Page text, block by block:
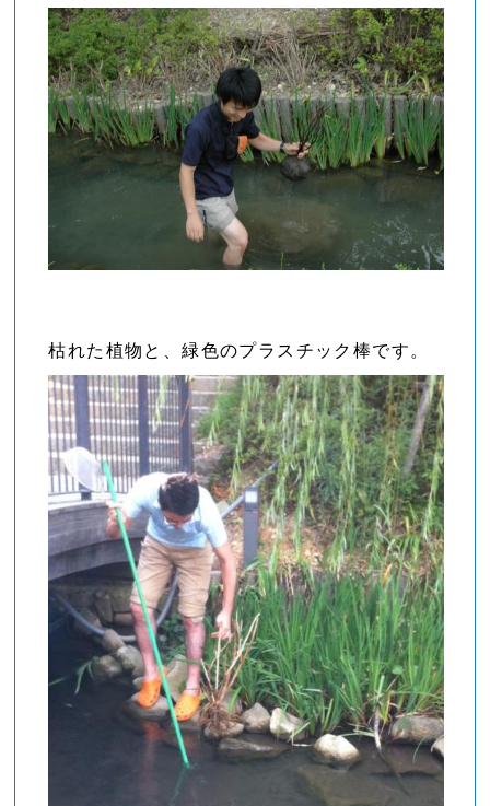
枯れた植物と、緑色のプラスチック棒です。